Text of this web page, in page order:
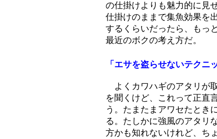
の仕掛けよりも魅力的に見
仕掛けのままで集魚効果を
するくらいだったら、もっ
最近のボクの考え方だ。
「エサを盗らせないテクニ
よくカワハギのアタリが
を聞くけど、これって正直
う。たまたまアワセたとき
る。たしかに強風のアタリ
方かも知れないけれど、ち